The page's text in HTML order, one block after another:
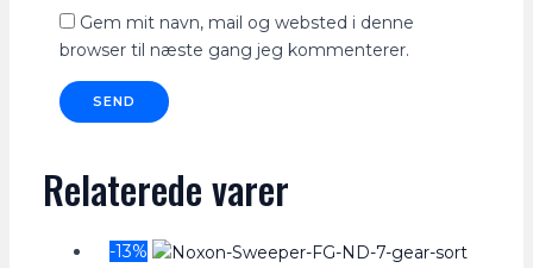
Gem mit navn, mail og websted i denne
browser til næste gang jeg kommenterer.
Relaterede varer
-13%